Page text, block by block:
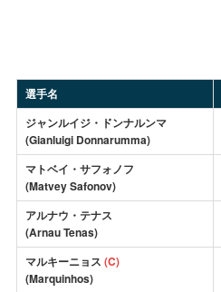
選手名
ジャンルイジ・ドンナルンマ
(Gianluigi Donnarumma)
マトベイ・サフォノフ
(Matvey Safonov)
アルナウ・テナス
(Arnau Tenas)
マルキーニョス (C)
(Marquinhos)